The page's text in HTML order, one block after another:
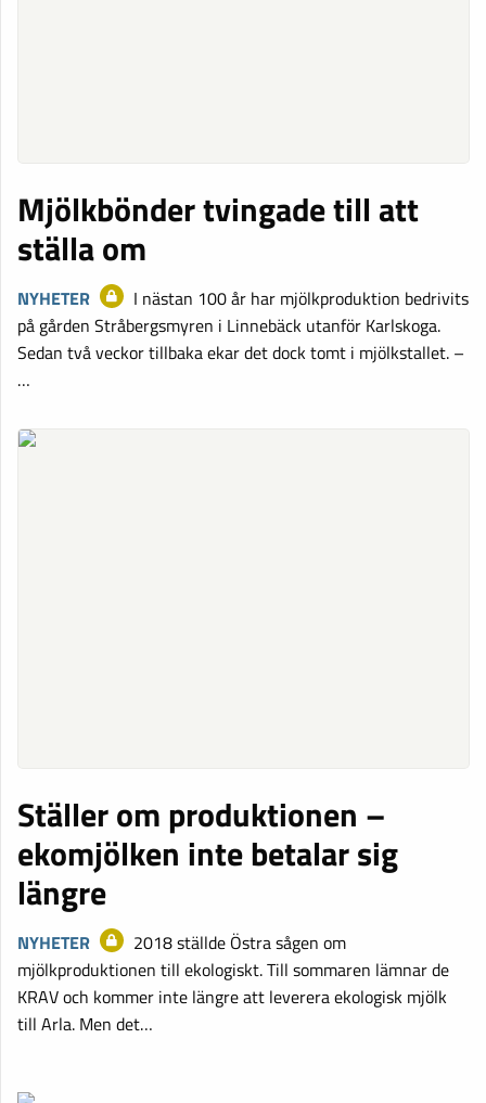
Mjölkbönder tvingade till att
ställa om
NYHETER
I nästan 100 år har mjölkproduktion bedrivits
på gården Stråbergsmyren i Linnebäck utanför Karlskoga.
Sedan två veckor tillbaka ekar det dock tomt i mjölkstallet. –
…
Ställer om produktionen –
ekomjölken inte betalar sig
längre
NYHETER
2018 ställde Östra sågen om
mjölkproduktionen till ekologiskt. Till sommaren lämnar de
KRAV och kommer inte längre att leverera ekologisk mjölk
till Arla. Men det…